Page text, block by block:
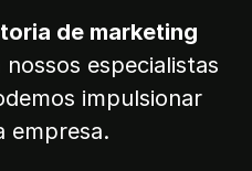
de marketing
nossos especialistas
impulsionar
empresa.